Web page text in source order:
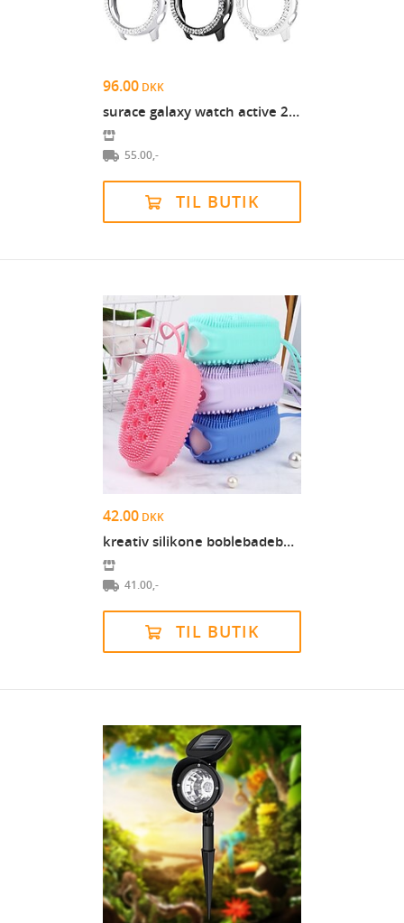
96.00 DKK
surace galaxy watch active 2 etui 44mm, bling ramm...
55.00,-
TIL BUTIK
42.00 DKK
kreativ silikone boblebadebørste dobbeltsidet mass...
41.00,-
TIL BUTIK